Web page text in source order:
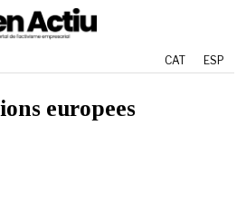
CAT ESP
europees